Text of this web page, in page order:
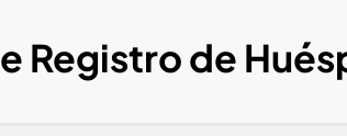
Registro de